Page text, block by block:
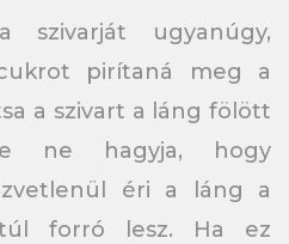
szivarját ugyanúgy,
pirítaná meg a
a szivart a láng fölött
ne hagyja, hogy
éri a láng a
forró lesz. Ha ez